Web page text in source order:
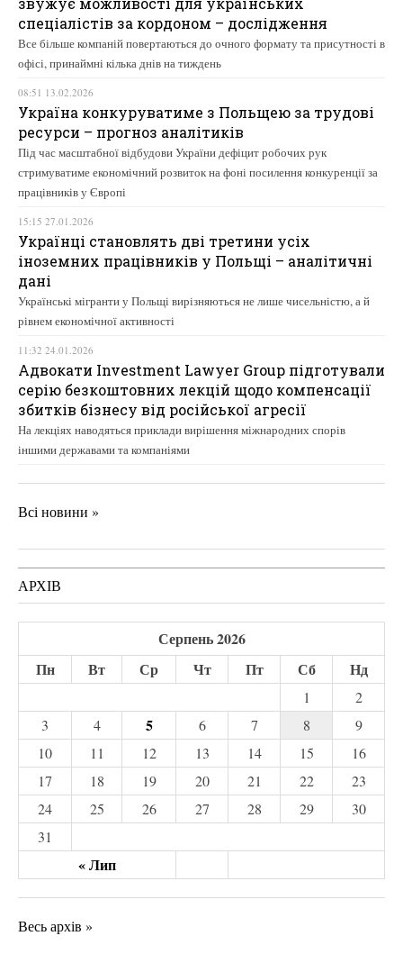
спеціалістів за кордоном – дослідження
Все більше компаній повертаються до очного формату та присутності в
офісі, принаймні кілька днів на тиждень
08:51 13.02.2026
Україна конкуруватиме з Польщею за трудові
ресурси – прогноз аналітиків
Під час масштабної відбудови України дефіцит робочих рук
стримуватиме економічний розвиток на фоні посилення конкуренції за
працівників у Європі
15:15 27.01.2026
Українці становлять дві третини усіх
іноземних працівників у Польщі – аналітичні
дані
Українські мігранти у Польщі вирізняються не лише чисельністю, а й
рівнем економічної активності
11:32 24.01.2026
Адвокати Investment Lawyer Group підготували
серію безкоштовних лекцій щодо компенсації
збитків бізнесу від російської агресії
На лекціях наводяться приклади вирішення міжнародних спорів
іншими державами та компаніями
Всі новини »
АРХІВ
Серпень 2026
Пн
Вт Ср Чт Пт Сб Нд
« Лип
1
2
3
4 5 6 7 8
9
10
11 12 13 14 15
16
17
18 19 20 21 22
23
24
25 26 27 28 29
30
31
Весь архів »